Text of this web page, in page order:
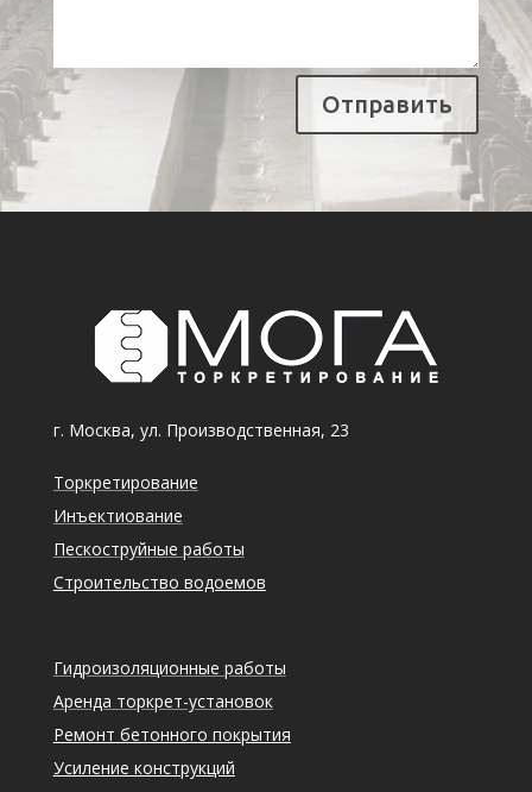
Отправить
г. Москва, ул. Производственная, 23
Торкретирование
Инъектиование
Пескоструйные работы
Строительство водоемов
Гидроизоляционные работы
Аренда торкрет-установок
Ремонт бетонного покрытия
Усиление конструкций